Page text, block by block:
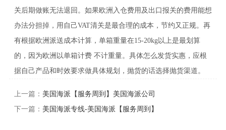
关后期做账无法退回。如果欧洲入仓费用及出口报关的费用能想
办法分担掉，用自己VAT清关是最合理的成本，节约又正规。再
有根据欧洲派送成本计算，单箱重量在15-20kg以上是最划算
的，因为欧洲以单箱计费 不计重量。具体怎么发货实惠，应根
据自己产品和时效要求做具体规划，抛货的话选择抛货渠道。
上一篇： 美国海派【服务周到】美国海派公司
下一篇： 美国海派专线-美国海派【服务周到】